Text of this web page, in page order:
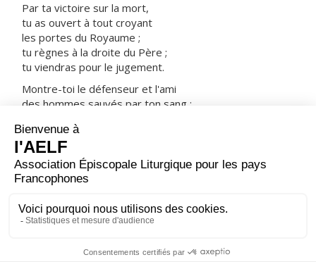
Par ta victoire sur la mort,
tu as ouvert à tout croyant
les portes du Royaume ;
tu règnes à la droite du Père ;
tu viendras pour le jugement.
Montre-toi le défenseur et l'ami
des hommes sauvés par ton sang :
dans ta joie et dans ta lumière.
ORAISON
Assiste tes enfants, Seigneur, et montre à ceux qui
t'avoir pour Créateur et Providence : restaure pour eux
ta création, et l'ayant renouvelée, protège-la.